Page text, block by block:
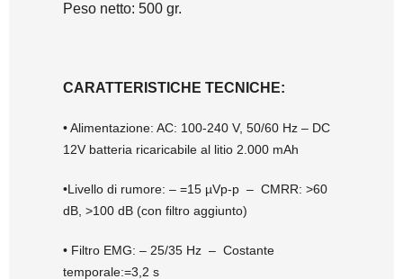
Peso netto: 500 gr.
CARATTERISTICHE TECNICHE:
• Alimentazione: AC: 100-240 V, 50/60 Hz – DC
12V batteria ricaricabile al litio 2.000 mAh
•Livello di rumore: – =15 µVp-p – CMRR: >60
dB, >100 dB (con filtro aggiunto)
• Filtro EMG: – 25/35 Hz – Costante
temporale:=3,2 s